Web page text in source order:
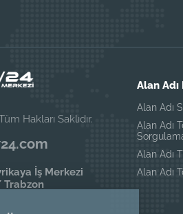
Hakları Saklıdır.
İş Merkezi
Alan
Alan Adı
Alan Adı
Alan Adı
Alan Adı